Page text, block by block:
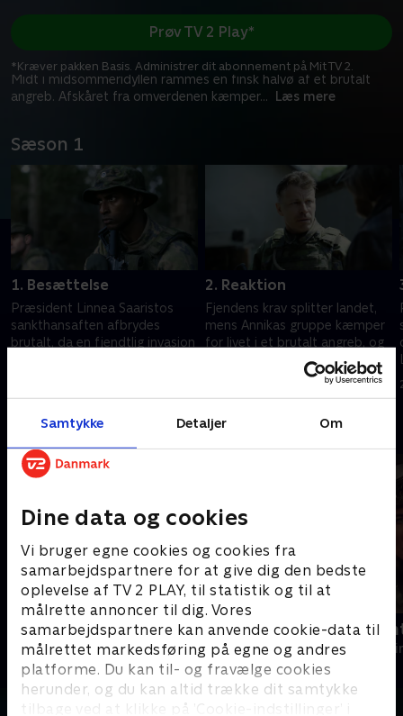
Samtykke Detaljer Om
Dine data og cookies
Vi bruger egne cookies og cookies fra
samarbejdspartnere for at give dig den bedste
oplevelse af TV 2 PLAY, til statistik og til at
målrette annoncer til dig. Vores
samarbejdspartnere kan anvende cookie-data til
målrettet markedsføring på egne og andres
platforme. Du kan til- og fravælge cookies
herunder, og du kan altid trække dit samtykke
tilbage ved at klikke på ’Cookie-indstillinger’ i
Midt i midsommeridyllen rammes en finsk halvø af et brutalt
angreb. Afskåret fra omverdenen kæmper... Læs mere
Prøv TV 2 Play*
*Kræver pakken Basis. Administrer dit abonnement på Mit TV 2.
Sæson 1
1. Besættelse
Præsident Linnea Saaristos
sankthansaften afbrydes
brutalt, da en fjendtlig invasion
2. Reaktion
Fjendens krav splitter landet,
mens Annikas gruppe kæmper
for livet i et brutalt angreb, og
en nådesløs bølge af info- og
cyberkrig rammer fra alle sider.
Andre så også
The Hunting Party
Krimi & Spænding • 2 sæsoner
Trigger
Krimi &